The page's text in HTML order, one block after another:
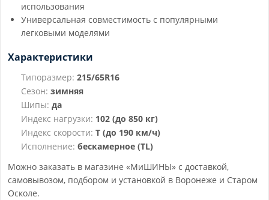
использования
Универсальная совместимость с популярными
легковыми моделями
Характеристики
Типоразмер: 215/65R16
Сезон: зимняя
Шипы: да
Индекс нагрузки: 102 (до 850 кг)
Индекс скорости: T (до 190 км/ч)
Исполнение: бескамерное (TL)
Можно заказать в магазине «МиШИНЫ» с доставкой,
самовывозом, подбором и установкой в Воронеже и Старом
Осколе.